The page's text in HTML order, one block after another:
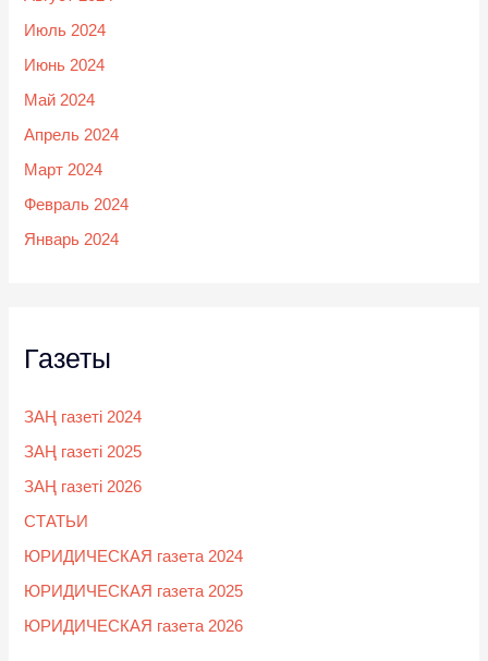
Июль 2024
Июнь 2024
Май 2024
Апрель 2024
Март 2024
Февраль 2024
Январь 2024
Газеты
ЗАҢ газеті 2024
ЗАҢ газеті 2025
ЗАҢ газеті 2026
СТАТЬИ
ЮРИДИЧЕСКАЯ газета 2024
ЮРИДИЧЕСКАЯ газета 2025
ЮРИДИЧЕСКАЯ газета 2026